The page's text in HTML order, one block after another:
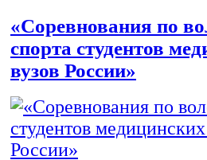
«Соревнования по
спорта студентов
вузов России»